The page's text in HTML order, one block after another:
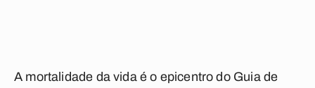
A mortalidade da vida é o epicentro do Guia de